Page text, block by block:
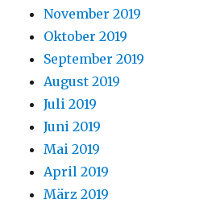
November 2019
Oktober 2019
September 2019
August 2019
Juli 2019
Juni 2019
Mai 2019
April 2019
März 2019